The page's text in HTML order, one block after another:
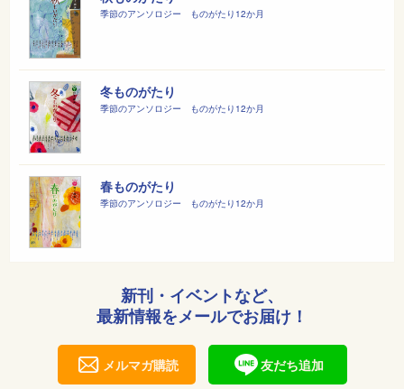
季節のアンソロジー ものがたり12か月
冬ものがたり
季節のアンソロジー ものがたり12か月
春ものがたり
季節のアンソロジー ものがたり12か月
新刊・イベントなど、
最新情報をメールでお届け！
メルマガ購読 友だち追加